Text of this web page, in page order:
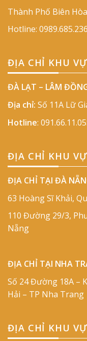
Thành Phố Biên
Hotline: 0989.685.236
ĐỊA CHỈ KHU
ĐÀ LẠT – LÂM
Địa chỉ: Số 11A Lữ
Hotline:
ĐỊA CHỈ KHU
ĐỊA CHỈ TẠI ĐÀ
63 Hoàng Sĩ Khải,
110 Đường 29/3,
Nẵng
ĐỊA CHỈ TẠI NHA
Số 24 Đường 18A –
Hải – TP Nha Trang
ĐỊA CHỈ KHU